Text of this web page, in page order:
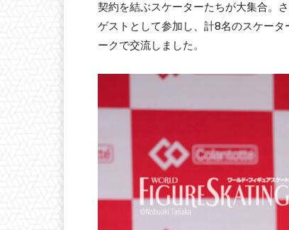
契約を結ぶスケーターたちが大集合。
ゲストとして参加し、計8名のスケー
ークで交流しました。